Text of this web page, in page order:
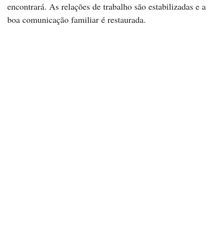
encontrará. As relações de trabalho são estabilizadas e a
boa comunicação familiar é restaurada.